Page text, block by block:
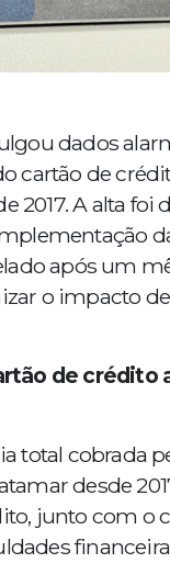
dados
cartão de
2017. A alta foi
após um
o impacto
de
total cobrada
desde
junto com o